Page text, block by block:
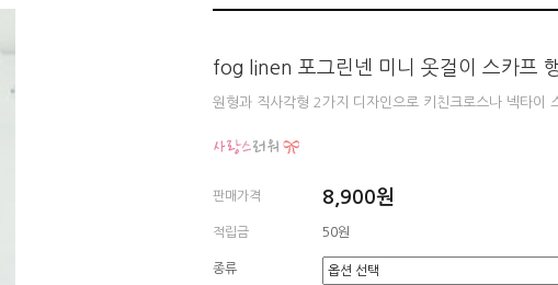
fog linen 포그린넨 미니 옷걸이 스카프
원형과 직사각형 2가지 디자인으로 키친크로스나 넥타이
판매가격 8,900원
적립금 50원
종류